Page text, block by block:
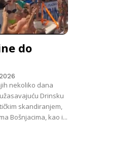
do
nekoliko dana
Drinsku
skandiranjem,
Bošnjacima, kao i...